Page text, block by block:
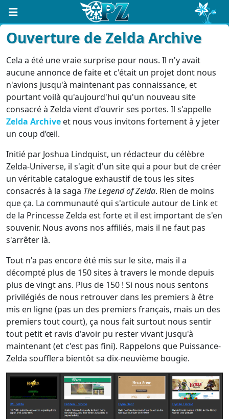
Ouverture de Zelda Archive
Cela a été une vraie surprise pour nous. Il n'y avait
aucune annonce de faite et c'était un projet dont nous
n'avions jusqu'à maintenant pas connaissance, et
pourtant voilà qu'aujourd'hui qu'un nouveau site
consacré à Zelda vient d'ouvrir ses portes. Il s'appelle
Zelda Archive et nous vous invitons fortement à y jeter
un coup d’œil.
Initié par Joshua Lindquist, un rédacteur du célèbre
Zelda-Universe, il s'agit d'un site qui a pour but de créer
un véritable catalogue exhaustif de tous les sites
consacrés à la saga The Legend of Zelda. Rien de moins
que ça. La communauté qui s'articule autour de Link et
de la Princesse Zelda est forte et il est important de s'en
souvenir. Nous avons nos affiliés, mais il ne faut pas
s'arrêter là.
Tout n'a pas encore été mis sur le site, mais il a
décompté plus de 150 sites à travers le monde depuis
plus de vingt ans. Plus de 150 ! Si nous nous sentons
privilégiés de nous retrouver dans les premiers à être
mis en ligne (pas un des premiers français, mais un des
premiers tout court), ça nous fait surtout nous sentir
tout petit et ravis d'avoir pu rester vivant jusqu'à
maintenant (et c'est pas fini). Rappelons que Puissance-
Zelda soufflera bientôt sa dix-neuvième bougie.